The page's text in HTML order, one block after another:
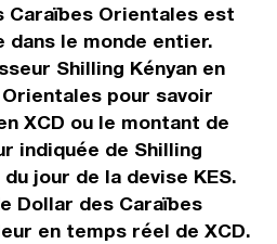
Caraïbes Orientales est
dans le monde entier.
Shilling Kényan en
pour savoir
XCD ou le montant de
indiquée de Shilling
jour de la devise KES.
Dollar des Caraïbes
en temps réel de XCD.